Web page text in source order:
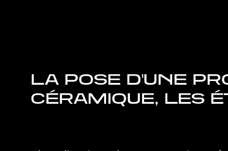
LA POSE D'UNE
CÉRAMIQUE, LES